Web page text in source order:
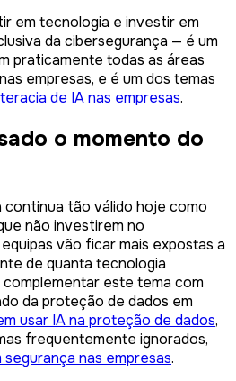
em tecnologia e investir em
da cibersegurança — é um
praticamente todas as áreas
empresas, e é um dos temas
de IA nas empresas.
o momento do
continua tão válido hoje como
não investirem no
vão ficar mais expostas a
de quanta tecnologia
complementar este tema com
da proteção de dados em
usar IA na proteção de dados,
frequentemente ignorados,
nas empresas.